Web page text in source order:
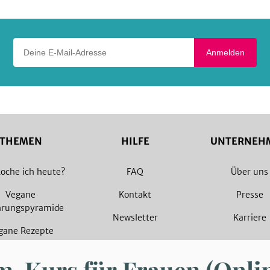
Anmelden
ich heute?
Vegane
Rezepte
HILFE
FAQ
Kontakt
Newsletter
Über uns
Presse
Karriere